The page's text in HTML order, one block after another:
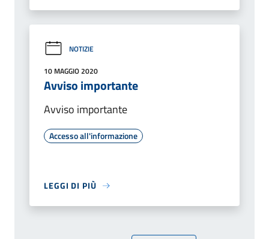
NOTIZIE
10 MAGGIO 2020
Avviso importante
Avviso importante
Accesso all'informazione
LEGGI DI PIÙ